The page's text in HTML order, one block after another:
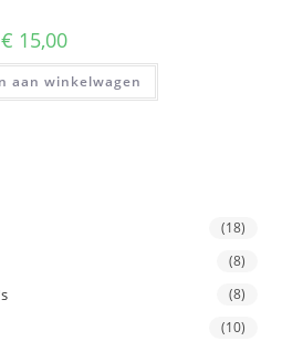
€ 15,00
aan winkelwagen
(18)
(8)
(8)
(10)